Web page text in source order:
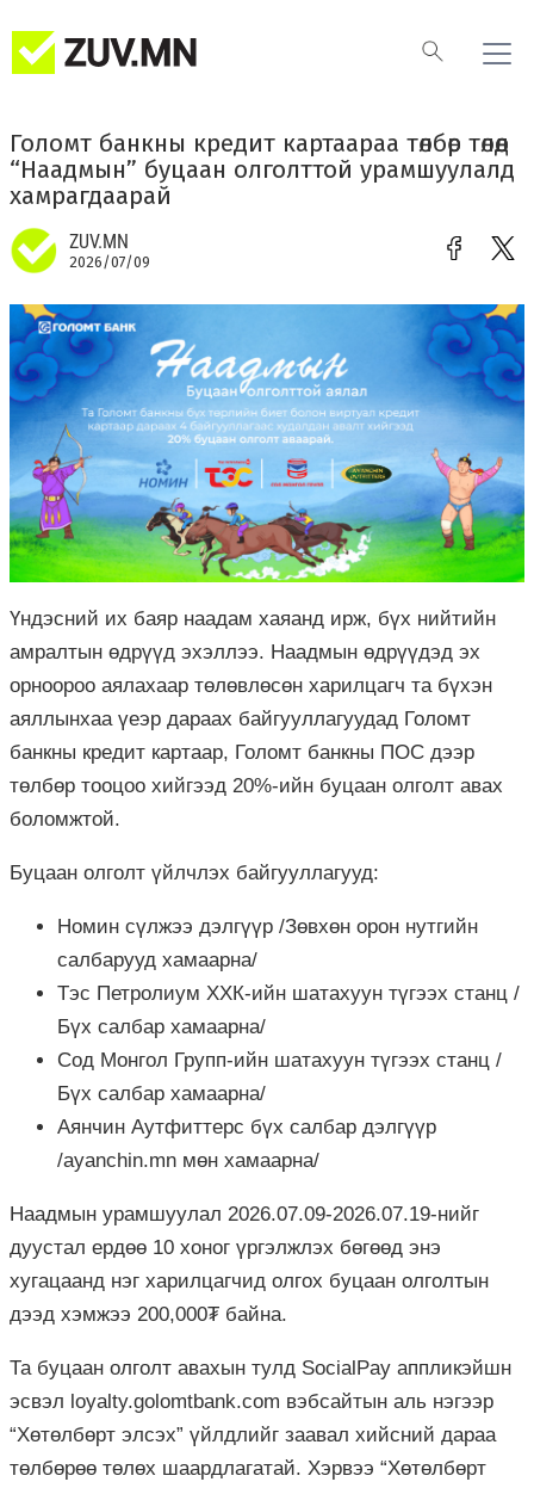
Голомт банкны кредит картаараа төлбөр төлөөд
“Наадмын” буцаан олголттой урамшуулалд
хамрагдаарай
ZUV.MN
2026/07/09
Үндэсний их баяр наадам хаяанд ирж, бүх нийтийн
амралтын өдрүүд эхэллээ. Наадмын өдрүүдэд эх
орноороо аялахаар төлөвлөсөн харилцагч та бүхэн
аяллынхаа үеэр дараах байгууллагуудад Голомт
банкны кредит картаар, Голомт банкны ПОС дээр
төлбөр тооцоо хийгээд 20%-ийн буцаан олголт авах
боломжтой.
Буцаан олголт үйлчлэх байгууллагууд:
Номин сүлжээ дэлгүүр /Зөвхөн орон нутгийн
салбарууд хамаарна/
Тэс Петролиум ХХК-ийн шатахуун түгээх станц /
Бүх салбар хамаарна/
Сод Монгол Групп-ийн шатахуун түгээх станц /
Бүх салбар хамаарна/
Аянчин Аутфиттерс бүх салбар дэлгүүр
/ayanchin.mn мөн хамаарна/
Наадмын урамшуулал 2026.07.09-2026.07.19-нийг
дуустал ердөө 10 хоног үргэлжлэх бөгөөд энэ
хугацаанд нэг харилцагчид олгох буцаан олголтын
дээд хэмжээ 200,000₮ байна.
Та буцаан олголт авахын тулд SocialPay аппликэйшн
эсвэл loyalty.golomtbank.com вэбсайтын аль нэгээр
“Хөтөлбөрт элсэх” үйлдлийг заавал хийсний дараа
төлбөрөө төлөх шаардлагатай. Хэрвээ “Хөтөлбөрт